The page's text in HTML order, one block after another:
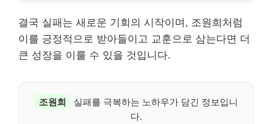
결국 실패는 새로운 기회의 시작이며, 조원희처럼
이를 긍정적으로 받아들이고 교훈으로 삼는다면 더
큰 성장을 이룰 수 있을 것입니다.
조원희
실패를 극복하는 노하우가 담긴 정보입니
다.